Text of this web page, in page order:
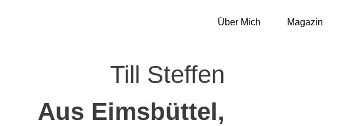
Über Mich Magazin
Till Steffen
Aus Eimsbüttel,